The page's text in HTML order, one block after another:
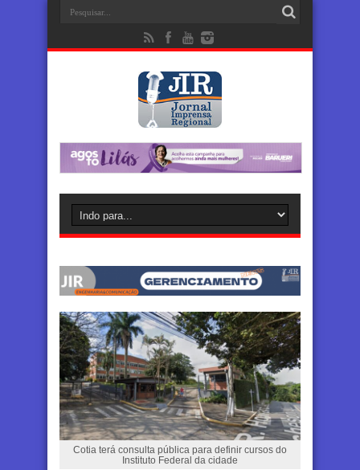
Cotia terá consulta pública para definir cursos do
Instituto Federal da cidade